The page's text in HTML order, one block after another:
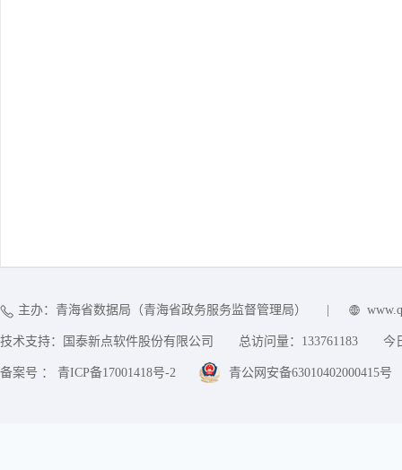
主办：青海省数据局（青海省政务服务监督管理局）
技术支持：国泰新点软件股份有限公司 总访问量： 133761183 今
备案号 ： 青ICP备17001418号-2 青公网安备63010402000415号